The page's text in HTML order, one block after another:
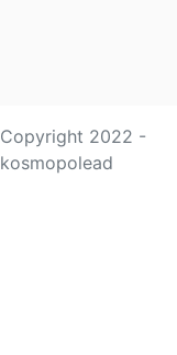
Copyright 2022 -
kosmopolead